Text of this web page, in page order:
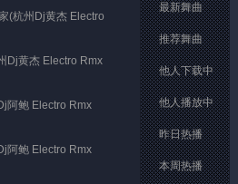
(杭州Dj黄杰 Electro
Dj黄杰 Electro Rmx
阿鲍 Electro Rmx
阿鲍 Electro Rmx
最新舞曲
推荐舞曲
他人下载中
他人播放中
昨日热播
本周热播